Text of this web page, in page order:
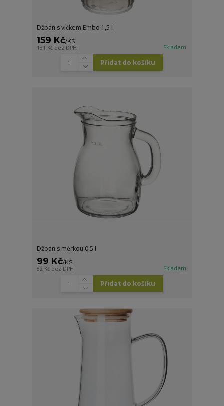
Džbán s víčkem Embo 1,5 l
159 Kč/KS
131 Kč bez DPH Skladem
Přidat do košíku
Džbán s měrkou 0,5 l
99 Kč/KS
82 Kč bez DPH Skladem
Přidat do košíku